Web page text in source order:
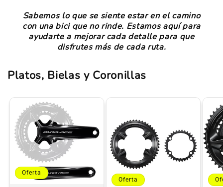
Sabemos lo que se siente estar en el camino
con una bici que no rinde. Estamos aquí para
ayudarte a mejorar cada detalle para que
disfrutes más de cada ruta.
Platos, Bielas y Coronillas
Oferta
Oferta